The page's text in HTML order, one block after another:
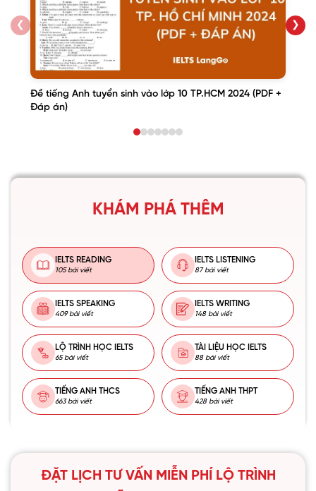
❮
Đề tiếng Anh tuyển sinh vào lớp 10 TP.HCM 2024 (PDF +
Đáp án)
❯
KHÁM PHÁ THÊM
IELTS READING
105 bài viết
IELTS LISTENING
87 bài viết
IELTS SPEAKING
409 bài viết
IELTS WRITING
148 bài viết
LỘ TRÌNH HỌC IELTS
65 bài viết
TÀI LIỆU HỌC IELTS
88 bài viết
TIẾNG ANH THCS
663 bài viết
TIẾNG ANH THPT
428 bài viết
ĐẶT LỊCH TƯ VẤN MIỄN PHÍ LỘ TRÌNH